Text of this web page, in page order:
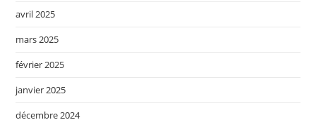
avril 2025
mars 2025
février 2025
janvier 2025
décembre 2024